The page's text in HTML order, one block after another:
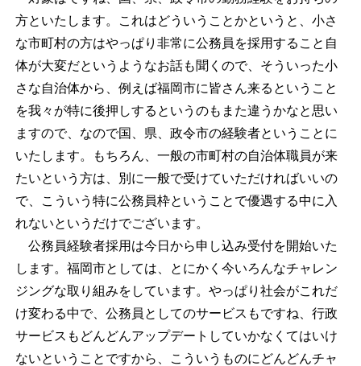
方といたします。これはどういうことかというと、小さ
な市町村の方はやっぱり非常に公務員を採用すること自
体が大変だというようなお話も聞くので、そういった小
さな自治体から、例えば福岡市に皆さん来るということ
を我々が特に後押しするというのもまた違うかなと思い
ますので、なので国、県、政令市の経験者ということに
いたします。もちろん、一般の市町村の自治体職員が来
たいという方は、別に一般で受けていただければいいの
で、こういう特に公務員枠ということで優遇する中に入
れないというだけでございます。
公務員経験者採用は今日から申し込み受付を開始いた
します。福岡市としては、とにかく今いろんなチャレン
ジングな取り組みをしています。やっぱり社会がこれだ
け変わる中で、公務員としてのサービスもですね、行政
サービスもどんどんアップデートしていかなくてはいけ
ないということですから、こういうものにどんどんチャ